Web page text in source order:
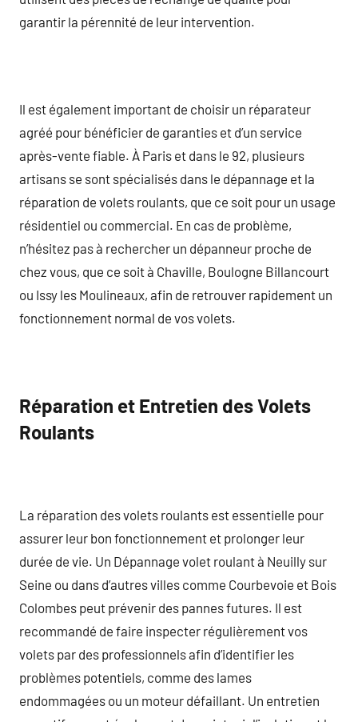
garantir la pérennité de leur intervention.
Il est également important de choisir un réparateur
agréé pour bénéficier de garanties et d’un service
après-vente fiable. À Paris et dans le 92, plusieurs
artisans se sont spécialisés dans le dépannage et la
réparation de volets roulants, que ce soit pour un usage
résidentiel ou commercial. En cas de problème,
n’hésitez pas à rechercher un dépanneur proche de
chez vous, que ce soit à Chaville, Boulogne Billancourt
ou Issy les Moulineaux, afin de retrouver rapidement un
fonctionnement normal de vos volets.
Réparation et Entretien des Volets
Roulants
La réparation des volets roulants est essentielle pour
assurer leur bon fonctionnement et prolonger leur
durée de vie. Un Dépannage volet roulant à Neuilly sur
Seine ou dans d’autres villes comme Courbevoie et Bois
Colombes peut prévenir des pannes futures. Il est
recommandé de faire inspecter régulièrement vos
volets par des professionnels afin d’identifier les
problèmes potentiels, comme des lames
endommagées ou un moteur défaillant. Un entretien